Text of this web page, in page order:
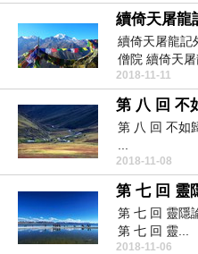
續倚天屠龍
續倚天屠龍記
僧院 續倚天
相片會被...
2018-11-11
第 八 回 不
第 八 回 不如
2018-11-08
第 七 回 靈
第 七 回 靈隱
第 七 回 靈...
2018-11-06